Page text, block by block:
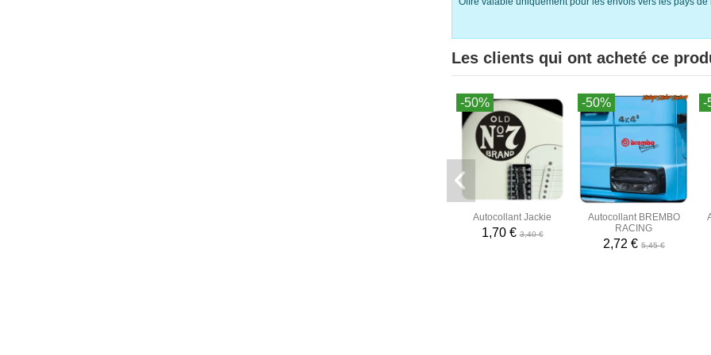
Les clients qui ont acheté ce
-50%
Autocollant Jackie
1,70 €3,40 €
-50%
Autocollant BREMBO
RACING
2,72 €5,45 €
-